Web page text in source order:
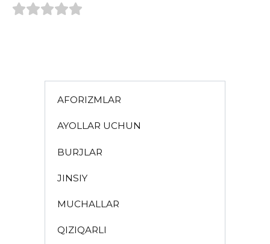
AFORIZMLAR
AYOLLAR UCHUN
BURJLAR
JINSIY
MUCHALLAR
QIZIQARLI